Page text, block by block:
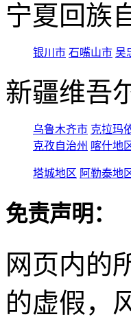
宁夏回族
银川市 石嘴山市 吴
新疆维吾
乌鲁木齐市 克拉玛
克孜自治州 喀什地
塔城地区 阿勒泰地
免责声明：
网页内的
的虚假，